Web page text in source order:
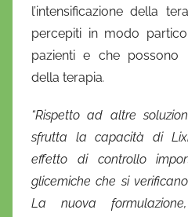
l’intensificazione della
percepiti in modo
pazienti e che possono
della terapia.
“Rispetto ad altre
sfrutta la capacità di
effetto di controllo
glicemiche che si
La nuova